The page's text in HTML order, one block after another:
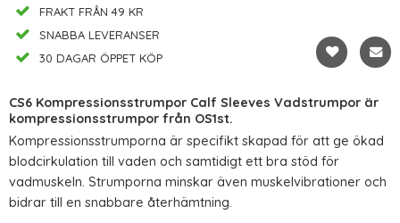
FRAKT FRÅN 49 KR
SNABBA LEVERANSER
30 DAGAR ÖPPET KÖP
CS6 Kompressionsstrumpor Calf Sleeves Vadstrumpor är
kompressionsstrumpor från OS1st.
Kompressionsstrumporna är specifikt skapad för att ge ökad
blodcirkulation till vaden och samtidigt ett bra stöd för
vadmuskeln. Strumporna minskar även muskelvibrationer och
bidrar till en snabbare återhämtning.